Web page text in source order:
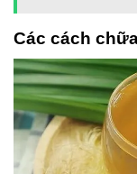
Các cách